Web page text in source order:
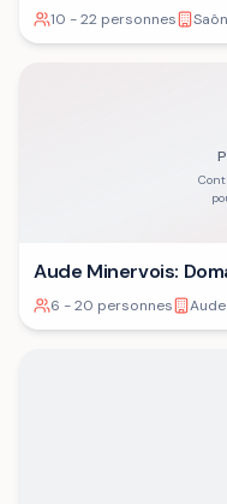
10 - 22 personnes
Aude Minervois:
6 - 20 personnes Aude